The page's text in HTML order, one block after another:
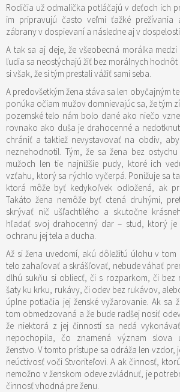
Rodičia už odmalička potláčajú v deťoch ich
im pripravujú často veľmi ťažké
zábrany v dospievaní a následne aj v
A tak sa aj deje, že všeobecná morálka
ľudia sa neostýchajú žiť bez morálnych hodnôt
si však, že si tým prestali vážiť sami seba.
A predovšetkým žena stáva sa len obyčajným
ponúka očiam mužov domnievajúc sa, že tým
pozemské telo nám bolo dané ako niečo
rovnako ako duša je drahocenné a
chrániť a taktiež nevystavovať na obdiv,
neznehodnotil. Tým, že sa žena bez
mužoch len tie najnižšie pudy, ktoré ich
vzťahu, ktorý sa rýchlo vyčerpá. Ponižuje sa
ktorá môže byť kedykoľvek odložená, ak
Takáto žena nemôže byť ctená druhými,
skrývať nič ušľachtilého a skutočne
hľadať svoj drahocenný dar – stud, ktorý
ochranu jej tela a ducha.
Až si žena uvedomí, akú dôležitú úlohu v
telo zahaľovať a skrášľovať, nebude váhať
dlhú sukňu si obliecť, či s rozparkom, či bez
šaty ku krku, rukávy, či odev bez rukávov,
úplne potlačia jej ženské vyžarovanie. Ak sa
tom obmedzovaná a že bude radšej nosiť
že niektorá z jej činností sa nedá
nepochopila, čo znamená význam slova ušľachtilé
ženstvo. V tomto prístupe sa odráža len
neúctivosť voči Stvoriteľovi. A ak činnosť,
nemožno v ženskom odeve zvládnuť, je
činnosť vhodná pre ženu.